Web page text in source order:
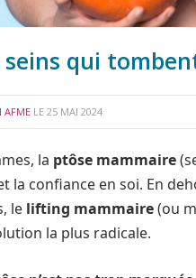
qui
AFME LE 25 MAI 2024
la ptôse mammaire
la confiance en soi. En
le lifting mammaire(ou
la plus radicale.